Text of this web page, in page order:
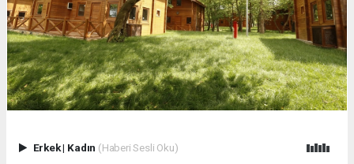
Erkek| Kadın (Haberi Sesli Oku)